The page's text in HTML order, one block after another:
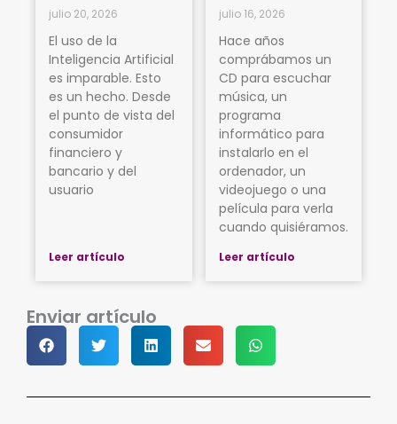
julio 20, 2026
El uso de la
Inteligencia Artificial
es imparable. Esto
es un hecho. Desde
el punto de vista del
consumidor
financiero y
bancario y del
usuario
Leer artículo
julio 16, 2026
Hace años
comprábamos un
CD para escuchar
música, un
programa
informático para
instalarlo en el
ordenador, un
videojuego o una
película para verla
cuando quisiéramos.
Leer artículo
Enviar artículo